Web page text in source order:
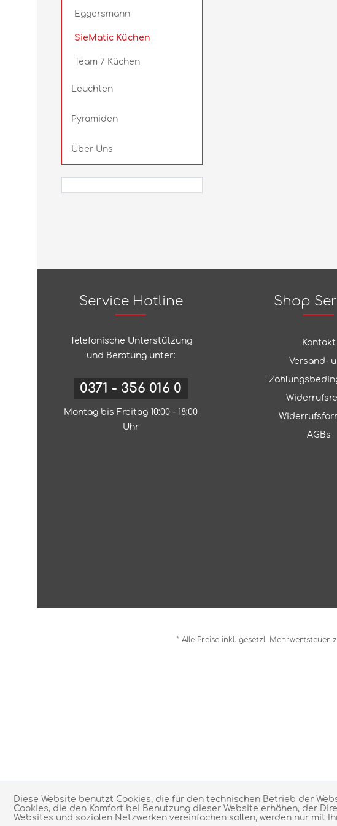
Eggersmann
SieMatic Küchen
Team 7 Küchen
Leuchten
Pyramiden
Über Uns
Service Hotline
Telefonische Unterstützung
und Beratung unter:
0371 - 356 016 0
Montag bis Freitag 10:00 - 18:00
Uhr
Shop
Kontakt
Versand-
AGBs
* Alle Preise inkl. gesetzl. Mehrwertsteuer
Diese Website benutzt Cookies, die für den technischen Betrieb der
Cookies, die den Komfort bei Benutzung dieser Website erhöhen, der
Websites und sozialen Netzwerken vereinfachen sollen, werden nur mit